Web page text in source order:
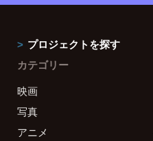
プロジェクトを探す
カテゴリー
映画
写真
アニメ